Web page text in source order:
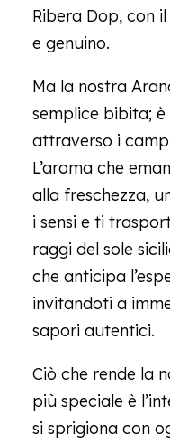
Ribera Dop, con
e genuino.
Ma la nostra
semplice bibita; è
attraverso i
L’aroma che
alla freschezza,
i sensi e ti
raggi del sole
che anticipa
invitandoti a
sapori autentici.
Ciò che rende la
più speciale è
si sprigiona con